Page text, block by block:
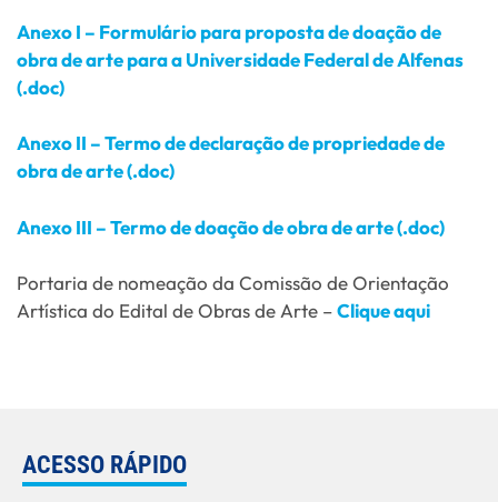
Anexo I – Formulário para proposta de doação de
obra de arte para a Universidade Federal de Alfenas
(.doc)
Anexo II – Termo de declaração de propriedade de
obra de arte (.doc)
Anexo III – Termo de doação de obra de arte (.doc)
Portaria de nomeação da Comissão de Orientação
Artística do Edital de Obras de Arte –Clique aqui
ACESSO RÁPIDO